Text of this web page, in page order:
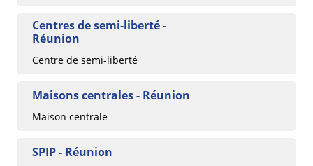
Centres de semi-liberté -
Réunion
Centre de semi-liberté
Maisons centrales - Réunion
Maison centrale
SPIP - Réunion